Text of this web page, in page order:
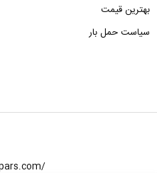
بهترین قیمت
سیاست حمل بار